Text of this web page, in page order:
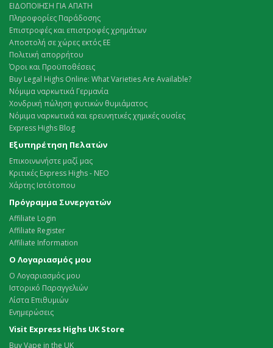
ΕΙΔΟΠΟΙΗΣΗ ΓΙΑ ΑΠΑΤΗ
Πληροφορίες Παράδοσης
Επιστροφές και επιστροφές χρημάτων
Αποστολή σε χώρες εκτός ΕΕ
Πολιτική απορρήτου
Όροι και Προϋποθέσεις
Buy Legal Highs Online: What Varieties Are Available?
Νόμιμα ναρκωτικά Γερμανία
Χονδρική πώληση φυτικών θυμιάματος
Νόμιμα ναρκωτικά και ερευνητικές χημικές ουσίες
Express Highs Blog
Εξυπηρέτηση Πελατών
Επικοινωνήστε μαζί μας
Κριτικές Express Highs - ΝΕΟ
Χάρτης Ιστότοπου
Πρόγραμμα Συνεργατών
Affiliate Login
Affiliate Register
Affiliate Information
Ο Λογαριασμός μου
Ο Λογαριασμός μου
Ιστορικό Παραγγελιών
Λίστα Επιθυμιών
Ενημερώσεις
Visit Express Highs UK Store
Buy Vape in the UK